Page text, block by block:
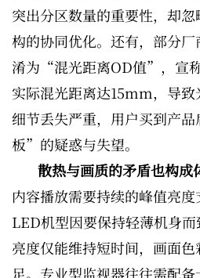
突出分区数量的重要性，却
构的协同优化。还有，部分
淆为“混光距离OD值”，宣
实际混光距离达15mm，导
细节丢失严重，用户买到产
板”的疑惑与失望。
散热与画质的矛盾也构成
内容播放需要持续的峰值亮
LED机型因要保持轻薄机身
亮度仅能维持短时间，画面
足。专业型监视器往往需配备